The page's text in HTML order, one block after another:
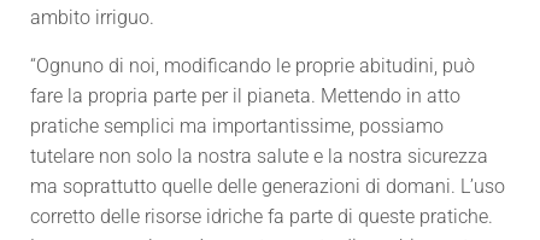
ambito irriguo.
“Ognuno di noi, modificando le proprie abitudini, può
fare la propria parte per il pianeta. Mettendo in atto
pratiche semplici ma importantissime, possiamo
tutelare non solo la nostra salute e la nostra sicurezza
ma soprattutto quelle delle generazioni di domani. L’uso
corretto delle risorse idriche fa parte di queste pratiche.